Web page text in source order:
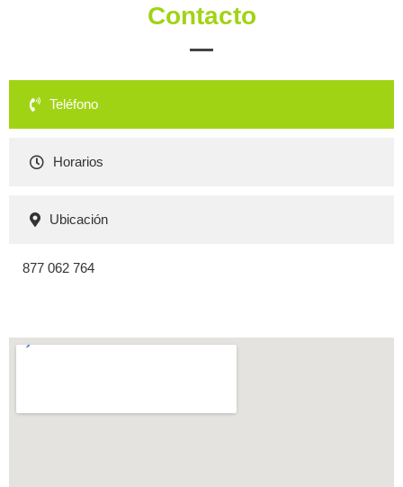
Contacto
Teléfono
Horarios
Ubicación
877 062 764